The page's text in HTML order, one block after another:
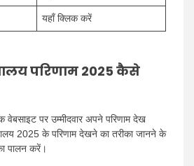
यहाँ क्लिक करें
परिणाम 2025 कैसे
वेबसाइट पर उम्मीदवार अपने परिणाम देख
2025 के परिणाम देखने का तरीका जानने के
पालन करें।